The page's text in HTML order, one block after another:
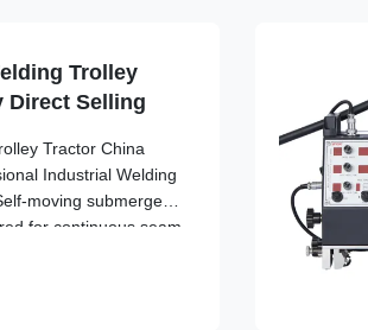
Trolley
Direct Selling
Tractor China
Industrial Welding
moving submerged
for continuous seam
and fabrication
welding tractor